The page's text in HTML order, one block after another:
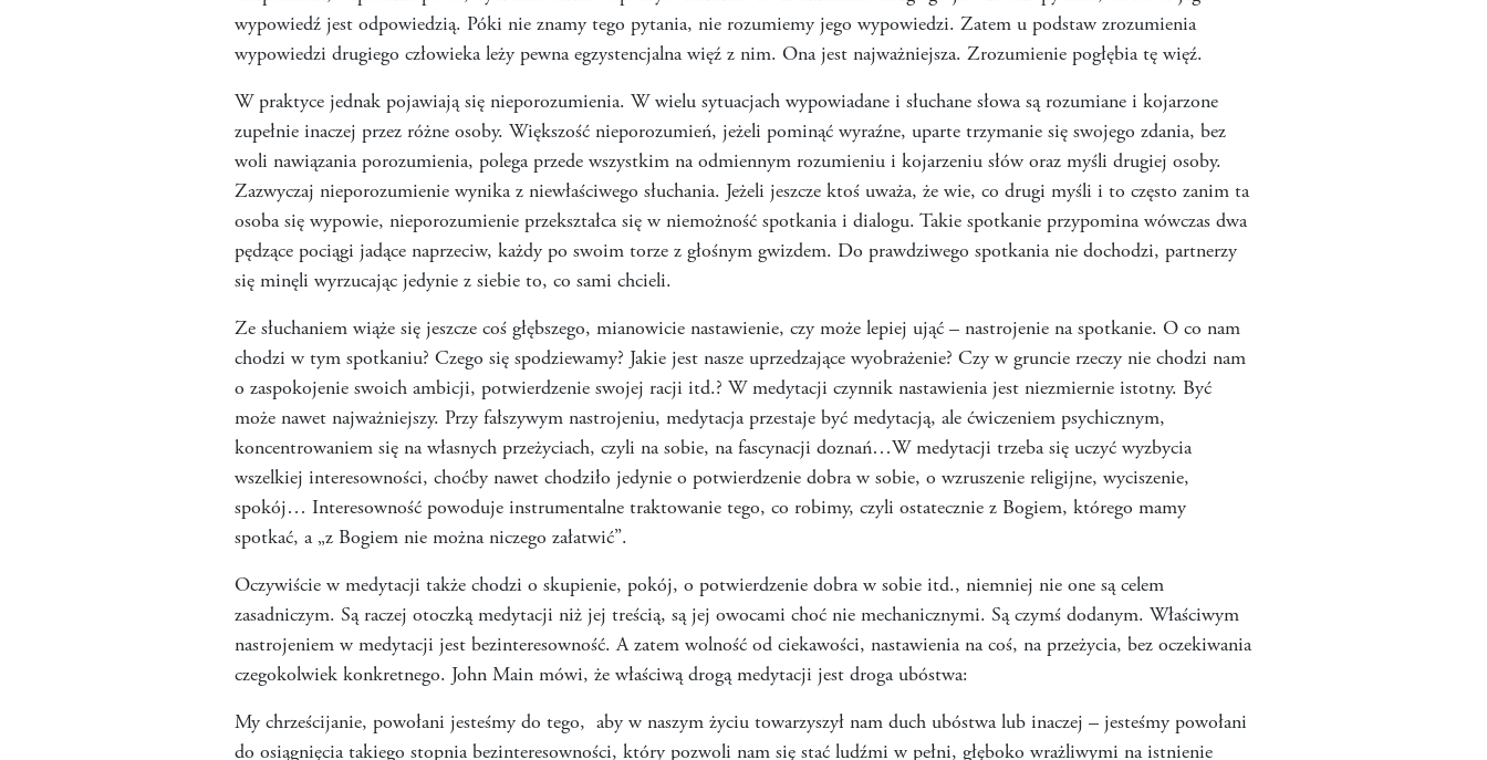
wypowiedź jest odpowiedzią. Póki nie znamy tego pytania, nie rozumiemy jego wypowiedzi. Zatem u podstaw zrozumienia
wypowiedzi drugiego człowieka leży pewna egzystencjalna więź z nim. Ona jest najważniejsza. Zrozumienie pogłębia tę więź.
W praktyce jednak pojawiają się nieporozumienia. W wielu sytuacjach wypowiadane i słuchane słowa są rozumiane i kojarzone
zupełnie inaczej przez różne osoby. Większość nieporozumień, jeżeli pominąć wyraźne, uparte trzymanie się swojego zdania, bez
woli nawiązania porozumienia, polega przede wszystkim na odmiennym rozumieniu i kojarzeniu słów oraz myśli drugiej osoby.
Zazwyczaj nieporozumienie wynika z niewłaściwego słuchania. Jeżeli jeszcze ktoś uważa, że wie, co drugi myśli i to często zanim ta
osoba się wypowie, nieporozumienie przekształca się w niemożność spotkania i dialogu. Takie spotkanie przypomina wówczas dwa
pędzące pociągi jadące naprzeciw, każdy po swoim torze z głośnym gwizdem. Do prawdziwego spotkania nie dochodzi, partnerzy
się minęli wyrzucając jedynie z siebie to, co sami chcieli.
Ze słuchaniem wiąże się jeszcze coś głębszego, mianowicie nastawienie, czy może lepiej ująć – nastrojenie na spotkanie. O co nam
chodzi w tym spotkaniu? Czego się spodziewamy? Jakie jest nasze uprzedzające wyobrażenie? Czy w gruncie rzeczy nie chodzi nam
o zaspokojenie swoich ambicji, potwierdzenie swojej racji itd.? W medytacji czynnik nastawienia jest niezmiernie istotny. Być
może nawet najważniejszy. Przy fałszywym nastrojeniu, medytacja przestaje być medytacją, ale ćwiczeniem psychicznym,
koncentrowaniem się na własnych przeżyciach, czyli na sobie, na fascynacji doznań…W medytacji trzeba się uczyć wyzbycia
wszelkiej interesowności, choćby nawet chodziło jedynie o potwierdzenie dobra w sobie, o wzruszenie religijne, wyciszenie,
spokój… Interesowność powoduje instrumentalne traktowanie tego, co robimy, czyli ostatecznie z Bogiem, którego mamy
spotkać, a „z Bogiem nie można niczego załatwić”.
Oczywiście w medytacji także chodzi o skupienie, pokój, o potwierdzenie dobra w sobie itd., niemniej nie one są celem
zasadniczym. Są raczej otoczką medytacji niż jej treścią, są jej owocami choć nie mechanicznymi. Są czymś dodanym. Właściwym
nastrojeniem w medytacji jest bezinteresowność. A zatem wolność od ciekawości, nastawienia na coś, na przeżycia, bez oczekiwania
czegokolwiek konkretnego. John Main mówi, że właściwą drogą medytacji jest droga ubóstwa:
My chrześcijanie, powołani jesteśmy do tego, aby w naszym życiu towarzyszył nam duch ubóstwa lub inaczej – jesteśmy powołani
do osiągnięcia takiego stopnia bezinteresowności, który pozwoli nam się stać ludźmi w pełni, głęboko wrażliwymi na istnienie